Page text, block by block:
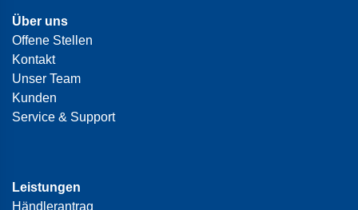
Über uns
Offene Stellen
Kontakt
Unser Team
Kunden
Service & Support
Leistungen
Händlerantrag